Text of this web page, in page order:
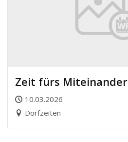
Zeit fürs Miteinander
10.03.2026
Dorfzeiten